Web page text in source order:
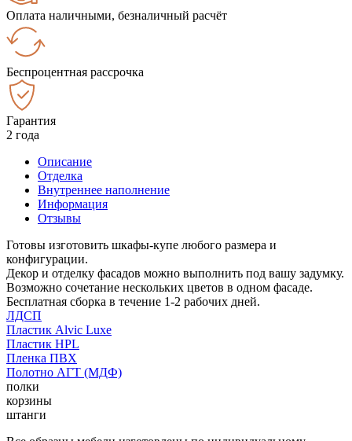
Оплата наличными, безналичный расчёт
Беспроцентная рассрочка
Гарантия
2 года
Описание
Отделка
Внутреннее наполнение
Информация
Отзывы
Готовы изготовить шкафы-купе любого размера и
конфигурации.
Декор и отделку фасадов можно выполнить под вашу задумку.
Возможно сочетание нескольких цветов в одном фасаде.
Бесплатная сборка в течение 1-2 рабочих дней.
ЛДСП
Пластик Alvic Luxe
Пластик HPL
Пленка ПВХ
Полотно АГТ (МДФ)
полки
корзины
штанги